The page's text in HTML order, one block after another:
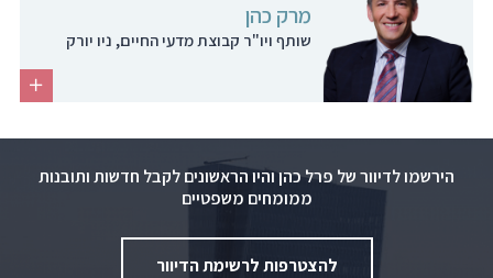
מרק כהן
שותף ויו"ר קבוצת מדעי החיים, ניו יורק
הירשמו לדיוור של פרל כהן והיו הראשונים לקבל חדשות ותובנות
ממומחים משפטיים
להצטרפות לרשימת הדיוור